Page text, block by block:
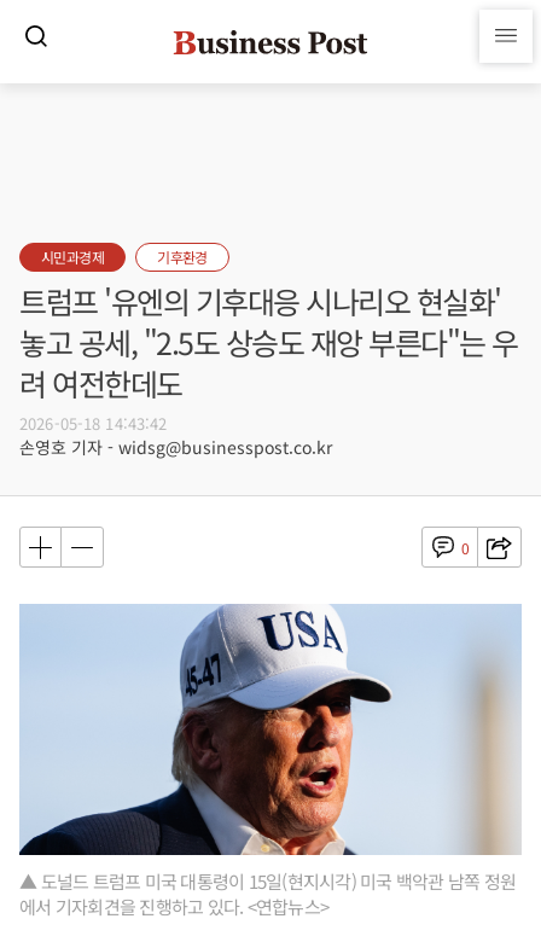
시민과경제 기후환경
트럼프 '유엔의 기후대응 시나리오 현실화'
놓고 공세, "2.5도 상승도 재앙 부른다"는 우
려 여전한데도
2026-05-18 14:43:42
손영호 기자 - widsg@businesspost.co.kr
0
▲ 도널드 트럼프 미국 대통령이 15일(현지시각) 미국 백악관 남쪽 정원
에서 기자회견을 진행하고 있다. <연합뉴스>